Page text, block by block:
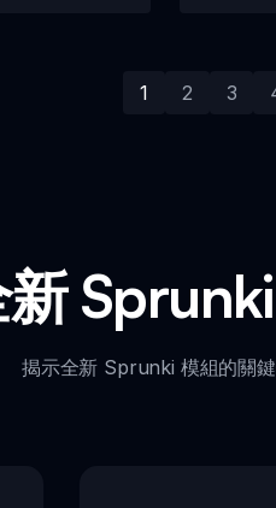
1 2 3
揭示全新 Sprunki 模組的關